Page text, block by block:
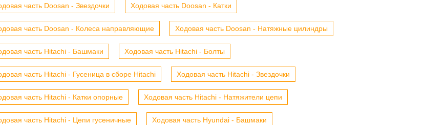
часть Doosan - Звездочки Ходовая часть Doosan - Катки
часть Doosan - Колеса направляющие Ходовая часть Doosan - Натяжные цилиндры
часть Hitachi - Башмаки Ходовая часть Hitachi - Болты
часть Hitachi - Гусеница в сборе Hitachi Ходовая часть Hitachi - Звездочки
часть Hitachi - Катки опорные Ходовая часть Hitachi - Натяжители цепи
часть Hitachi - Цепи гусеничные Ходовая часть Hyundai - Башмаки